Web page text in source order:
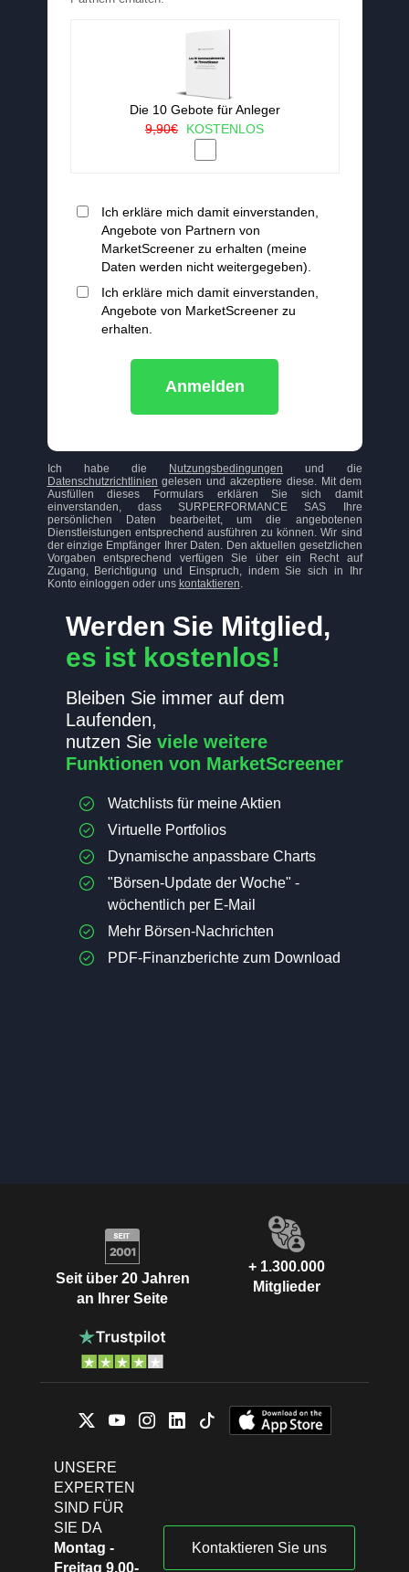
Werden Sie Mitglied,
es ist kostenlos!
Bleiben Sie immer auf dem
Laufenden,
nutzen Sie viele weitere
Funktionen von MarketScreener
Watchlists für meine Aktien
Virtuelle Portfolios
Dynamische anpassbare Charts
"Börsen-Update der Woche" -
wöchentlich per E-Mail
Mehr Börsen-Nachrichten
PDF-Finanzberichte zum Download
Die 10 Gebote für Anleger
9,90€
KOSTENLOS
Ich erkläre mich damit einverstanden,
Angebote von Partnern von
MarketScreener zu erhalten (meine
Daten werden nicht weitergegeben).
Ich erkläre mich damit einverstanden,
Angebote von MarketScreener zu
erhalten.
Anmelden
Ich habe die Nutzungsbedingungen und die
Datenschutzrichtlinien gelesen und akzeptiere diese. Mit dem
Ausfüllen dieses Formulars erklären Sie sich damit
einverstanden, dass SURPERFORMANCE SAS Ihre
persönlichen Daten bearbeitet, um die angebotenen
Dienstleistungen entsprechend ausführen zu können. Wir sind
der einzige Empfänger Ihrer Daten. Den aktuellen gesetzlichen
Vorgaben entsprechend verfügen Sie über ein Recht auf
Zugang, Berichtigung und Einspruch, indem Sie sich in Ihr
Konto einloggen oder uns kontaktieren.
Seit über 20 Jahren
an Ihrer Seite
+ 1.300.000
Mitglieder
UNSERE
EXPERTEN
SIND FÜR
SIE DA
Montag -
Freitag 9.00-
Kontaktieren Sie uns